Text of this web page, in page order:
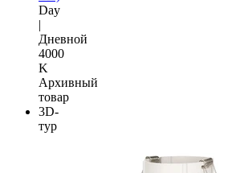
Day
|
Дневной
4000
K
Архивный
товар
3D-
тур